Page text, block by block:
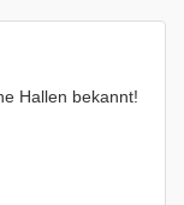
Hallen bekannt!